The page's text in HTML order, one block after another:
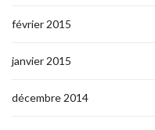
février 2015
janvier 2015
décembre 2014